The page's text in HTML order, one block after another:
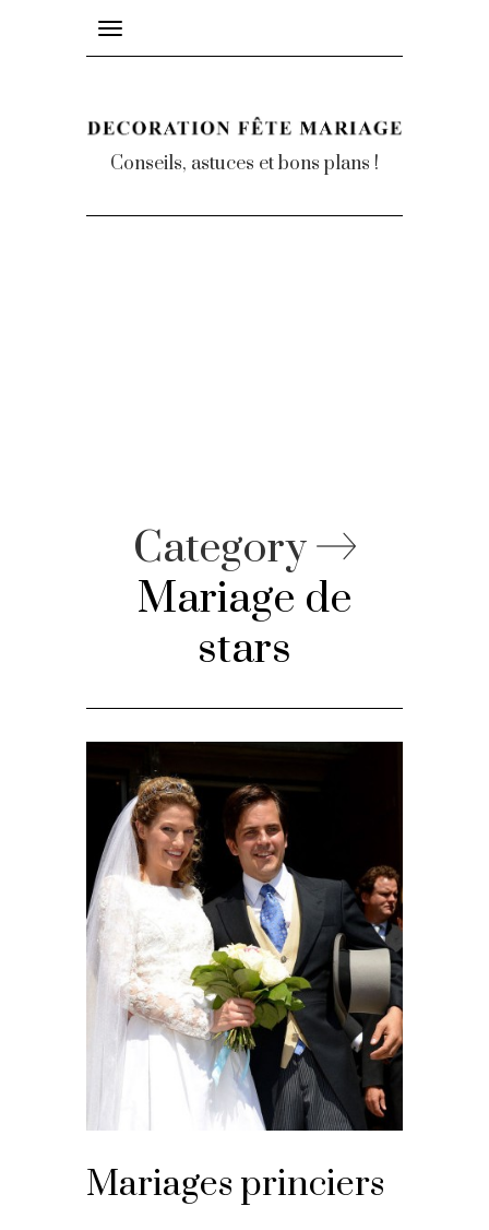
Toggle
navigation
Conseils, astuces et bons plans !
Category
Mariage de
stars
Mariages princiers